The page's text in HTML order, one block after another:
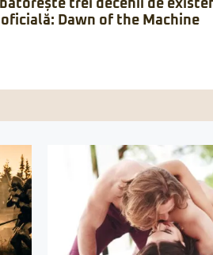
trei decenii de
Dawn of the Machine